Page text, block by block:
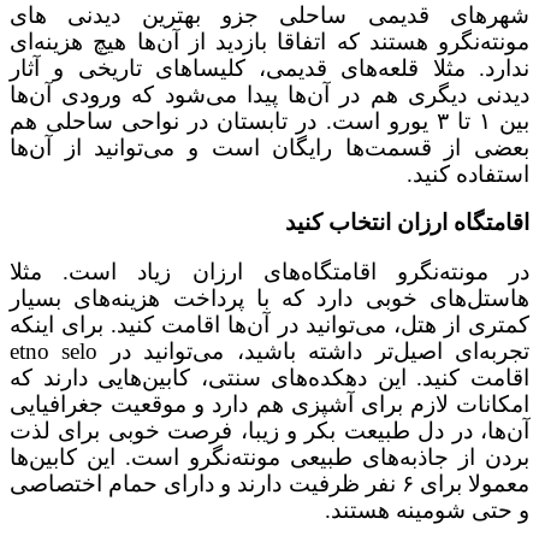
شهرهای قدیمی ساحلی جزو بهترین دیدنی های
مونته‌نگرو هستند که اتفاقا بازدید از آن‌ها هیچ هزینه‌ای
ندارد. مثلا قلعه‌های قدیمی، کلیساهای تاریخی و آثار
دیدنی دیگری هم در آن‌ها پیدا می‌شود که ورودی آن‌ها
بین ۱ تا ۳ یورو است. در تابستان در نواحی ساحلی هم
بعضی از قسمت‌ها رایگان است و می‌توانید از آن‌ها
استفاده کنید.
اقامتگاه ارزان انتخاب کنید
در مونته‌نگرو اقامتگاه‌های ارزان زیاد است. مثلا
هاستل‌های خوبی دارد که با پرداخت هزینه‌های بسیار
کمتری از هتل، می‌توانید در آن‌ها اقامت کنید. برای اینکه
تجربه‌ای اصیل‌تر داشته باشید، می‌توانید در etno selo
اقامت کنید. این دهکده‌های سنتی، کابین‌هایی دارند که
امکانات لازم برای آشپزی هم دارد و موقعیت جغرافیایی
آن‌ها، در دل طبیعت بکر و زیبا، فرصت خوبی برای لذت
بردن از جاذبه‌های طبیعی مونته‌نگرو است. این کابین‌ها
معمولا برای ۶ نفر ظرفیت دارند و دارای حمام اختصاصی
و حتی شومینه هستند.